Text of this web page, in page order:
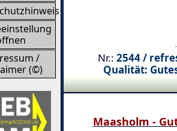
/
(©)
Nr.: 2544 /
Qualität:
Maasholm -